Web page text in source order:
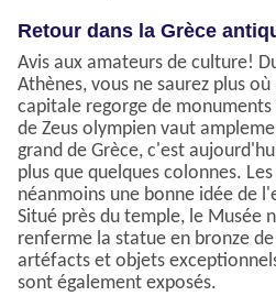
Retour dans la Grèce
Avis aux amateurs de culture!
Athènes, vous ne saurez plus
capitale regorge de
de Zeus olympien vaut
grand de Grèce, c'est
plus que quelques colonnes.
néanmoins une bonne idée de
Situé près du temple, le Musée
renferme la statue en bronze
artéfacts et objets
sont également exposés.